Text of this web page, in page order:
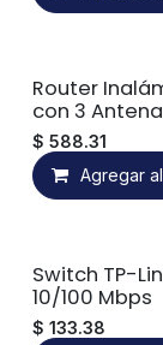
Router
con 3
$ 588.31
Agregar
Switch TP-
10/100 Mbps
$ 133.38